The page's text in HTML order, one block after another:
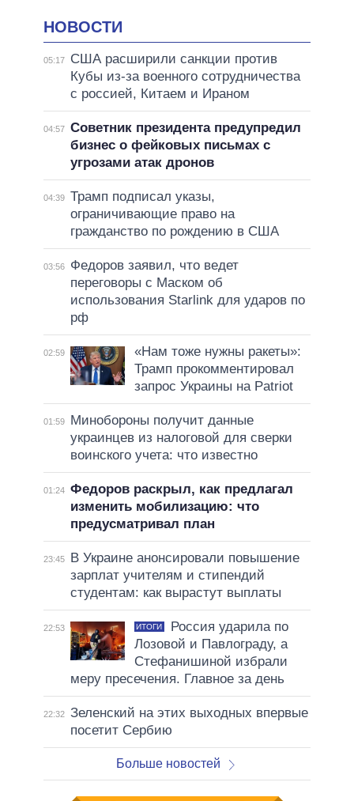
НОВОСТИ
05:17
США расширили санкции против
Кубы из-за военного сотрудничества
с россией, Китаем и Ираном
04:57 Советник президента предупредил
бизнес о фейковых письмах с
угрозами атак дронов
04:39 Трамп подписал указы,
ограничивающие право на
гражданство по рождению в США
03:56
Федоров заявил, что ведет
переговоры с Маском об
использования Starlink для ударов по
рф
02:59
«Нам тоже нужны ракеты»:
Трамп прокомментировал
запрос Украины на Patriot
01:59
Минобороны получит данные
украинцев из налоговой для сверки
воинского учета: что известно
01:24 Федоров раскрыл, как предлагал
изменить мобилизацию: что
предусматривал план
23:45
В Украине анонсировали повышение
зарплат учителям и стипендий
студентам: как вырастут выплаты
22:53 ИТОГИ
Россия ударила по
Лозовой и Павлограду, а
Стефанишиной избрали
меру пресечения. Главное за день
22:32 Зеленский на этих выходных впервые
посетит Сербию
Больше новостей